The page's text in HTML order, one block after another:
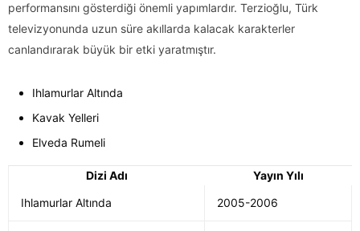
performansını gösterdiği önemli yapımlardır. Terzioğlu, Türk
televizyonunda uzun süre akıllarda kalacak karakterler
canlandırarak büyük bir etki yaratmıştır.
Ihlamurlar Altında
Kavak Yelleri
Elveda Rumeli
Dizi Adı
Yayın Yılı
Ihlamurlar Altında
2005-2006